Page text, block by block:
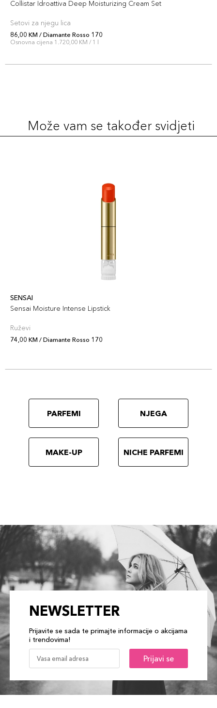
Šifra artikla
+7 PLAZA cvjetića
Rubellite 165
8015150004206
Collistar Idroattiva Deep Moisturizing Cream Set
Setovi za njegu lica
86,00 KM / Diamante Rosso 170
Osnovna cijena 1.720,00 KM / 1 l
Može vam se također svidjeti
SENSAI
Sensai Moisture Intense Lipstick
Ruževi
74,00 KM / Diamante Rosso 170
PARFEMI NJEGA
MAKE-UP NICHE PARFEMI
NEWSLETTER
Prijavite se sada te primajte informacije o akcijama
i trendovima!
Prijavi se